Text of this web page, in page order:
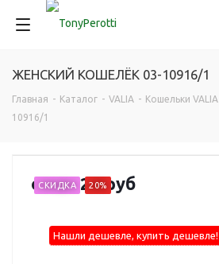
ЖЕНСКИЙ КОШЕЛЁК 03-10916/1
Главная - Каталог - VALIA - Кошельки VALIA
10916/1
СКИДКА 20%
от2 920 руб
Нашли дешевле, купить дешевле!